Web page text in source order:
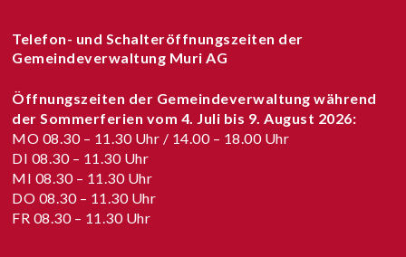
Telefon- und Schalteröffnungszeiten der
Gemeindeverwaltung Muri AG
Öffnungszeiten der Gemeindeverwaltung während
der Sommerferien vom 4. Juli bis 9. August 2026:
MO 08.30 – 11.30 Uhr / 14.00 – 18.00 Uhr
DI 08.30 – 11.30 Uhr
MI 08.30 – 11.30 Uhr
DO 08.30 – 11.30 Uhr
FR 08.30 – 11.30 Uhr